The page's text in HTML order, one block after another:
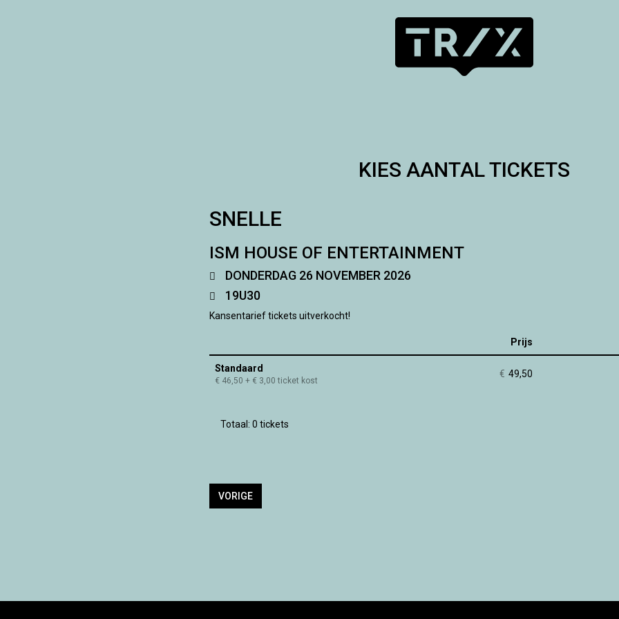
KIES AANTAL TICKETS
SNELLE
ISM HOUSE OF ENTERTAINMENT
DONDERDAG 26 NOVEMBER 2026
19U30
Kansentarief tickets uitverkocht!
Prijs
Standaard
€ 46,50 + € 3,00 ticket kost
€ 49,50
Totaal: 0 tickets
VORIGE